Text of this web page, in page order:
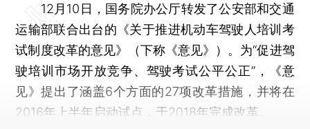
12月10日，国务院办公厅转发了公安部和交通
运输部联合出台的《关于推进机动车驾驶人培训考
试制度改革的意见》（下称《意见》）。为“促进驾
驶培训市场开放竞争、驾驶考试公平公正”，《意
见》提出了涵盖6个方面的27项改革措施，并将在
2016年上半年启动试点，于2018年完成改革。